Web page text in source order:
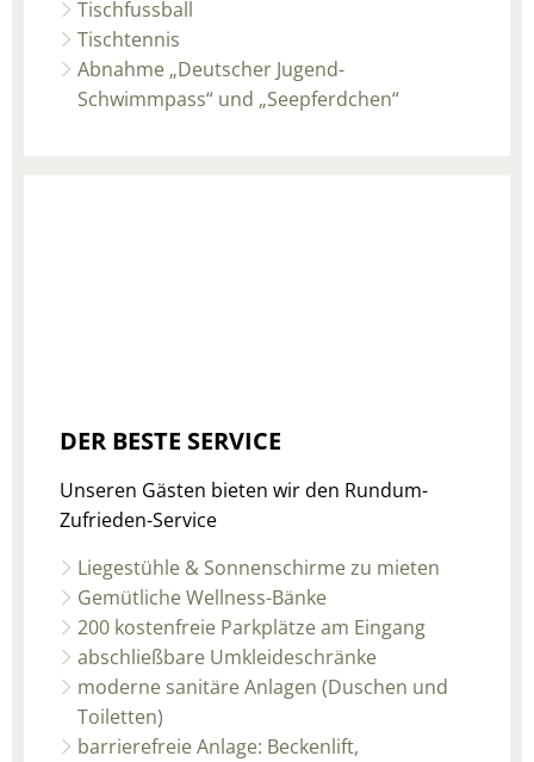
Tischfussball
Tischtennis
Abnahme „Deutscher Jugend-
Schwimmpass“ und „Seepferdchen“
DER BESTE SERVICE
Unseren Gästen bieten wir den Rundum-
Zufrieden-Service
Liegestühle & Sonnenschirme zu mieten
Gemütliche Wellness-Bänke
200 kostenfreie Parkplätze am Eingang
abschließbare Umkleideschränke
moderne sanitäre Anlagen (Duschen und
Toiletten)
barrierefreie Anlage: Beckenlift,